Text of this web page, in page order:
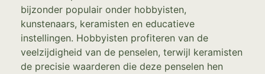
bijzonder populair onder hobbyisten,
kunstenaars, keramisten en educatieve
instellingen. Hobbyisten profiteren van de
veelzijdigheid van de penselen, terwijl keramisten
de precisie waarderen die deze penselen hen